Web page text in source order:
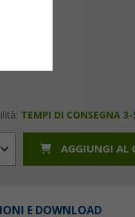
TEMPI DI CONSEGNA
AGGIUNGI AL
E DOWNLOAD